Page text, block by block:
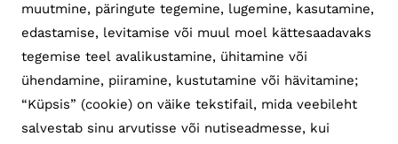
muutmine, päringute tegemine, lugemine, kasutamine,
edastamise, levitamise või muul moel kättesaadavaks
tegemise teel avalikustamine, ühitamine või
ühendamine, piiramine, kustutamine või hävitamine;
“Küpsis” (cookie) on väike tekstifail, mida veebileht
salvestab sinu arvutisse või nutiseadmesse, kui